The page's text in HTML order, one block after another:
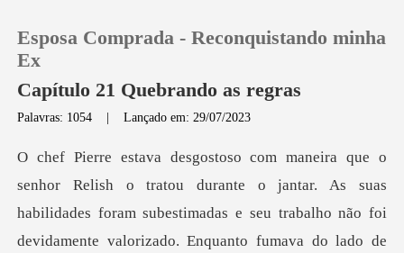
Loja
Histórico
Esposa Comprada - Reconquistando minha
Ex
Capítulo 21 Quebrando as regras
Palavras: 1054 |Lançado em: 29/07/2023
. As suas
habilidades foram subestimadas e seu trabalho não foi
devidamente valorizado. E